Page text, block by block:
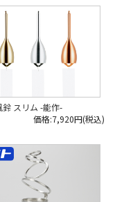
したオブジェとしても
さん。
Midtown
」デザインコンペ
受賞作！）
た贈り物にもぴったりで
の屋公式LINEはじめまし
で５００円OFFクーポンを
録はコチラから▽
商品画像のタグからご覧
鈴 スリム -能作-
価格:7,920円(税込)